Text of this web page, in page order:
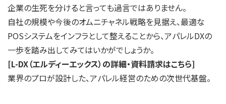
企業の生死を分けると言っても過言ではありません。
自社の規模や今後のオムニチャネル戦略を見据え、最適な
POSシステムをインフラとして整えることから、アパレルDXの
一歩を踏み出してみてはいかがでしょうか。
[L-DX（エルディーエックス）の詳細・資料請求はこちら]
業界のプロが設計した、アパレル経営のための次世代基盤。